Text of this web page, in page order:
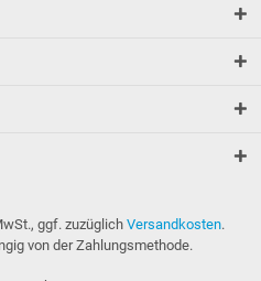
ggf. zuzüglich Versandkosten.
von der Zahlungsmethode.